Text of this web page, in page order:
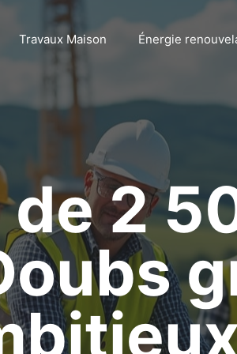
Travaux Maison Énergie
2